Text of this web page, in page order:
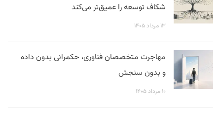
شکاف توسعه را عمیق‌تر می‌کند
۱۳ مرداد ۱۴۰۵
مهاجرت متخصصان فناوری، حکمرانی بدون داده
و بدون سنجش
۱۰ مرداد ۱۴۰۵